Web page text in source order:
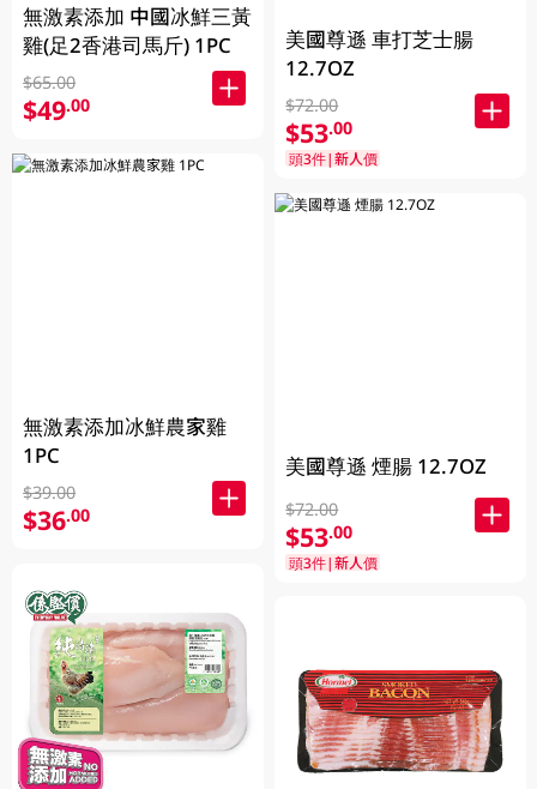
無激素添加 中國冰鮮三黃
雞(足2香港司馬斤) 1PC
$65.00
$49.00
無激素添加冰鮮農家雞
1PC
$39.00
$36.00
美國尊遜 車打芝士腸
12.7OZ
$72.00
$53.00
頭3件|新人價
美國尊遜 煙腸 12.7OZ
$72.00
$53.00
頭3件|新人價